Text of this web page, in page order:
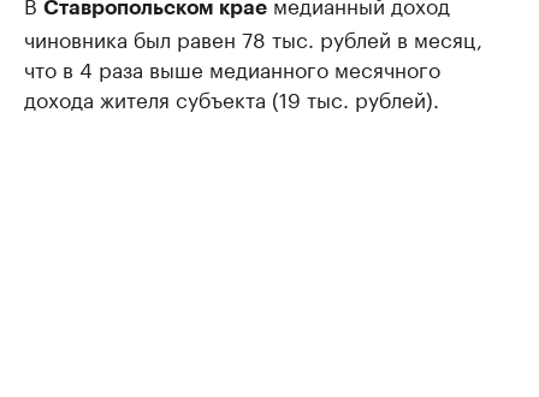
Ставропольском крае
чиновника был равен 78 тыс. рублей в месяц,
что в 4 раза выше медианного месячного
дохода жителя субъекта (19 тыс. рублей).